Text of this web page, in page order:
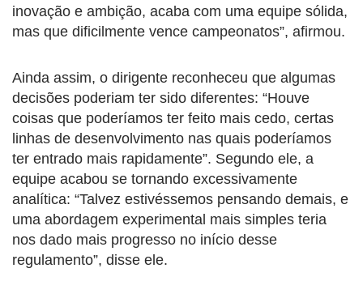
inovação e ambição, acaba com uma equipe sólida,
mas que dificilmente vence campeonatos”, afirmou.
Ainda assim, o dirigente reconheceu que algumas
decisões poderiam ter sido diferentes: “Houve
coisas que poderíamos ter feito mais cedo, certas
linhas de desenvolvimento nas quais poderíamos
ter entrado mais rapidamente”. Segundo ele, a
equipe acabou se tornando excessivamente
analítica: “Talvez estivéssemos pensando demais, e
uma abordagem experimental mais simples teria
nos dado mais progresso no início desse
regulamento”, disse ele.